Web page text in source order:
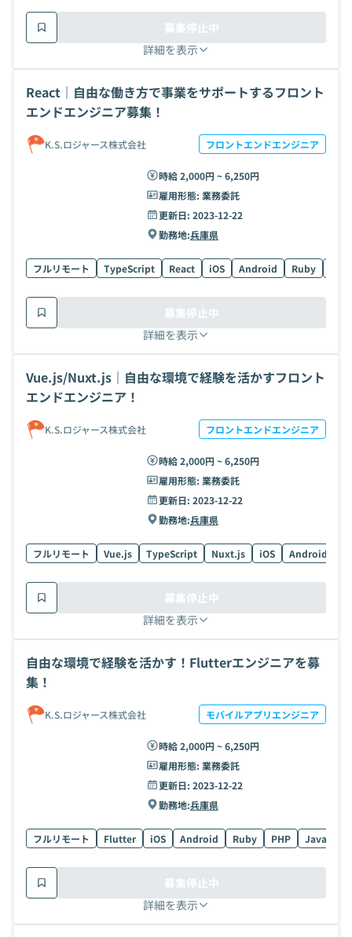
詳細を表示
募集停止中
React｜自由な働き方で事業をサポートするフロント
エンドエンジニア募集！
K.S.ロジャース株式会社 フロントエンドエンジニア
時給 2,000円 ~ 6,250円
雇用形態: 業務委託
更新日: 2023-12-22
勤務地:兵庫県
フルリモート TypeScript React iOS Android Ruby
詳細を表示
募集停止中
Vue.js/Nuxt.js｜自由な環境で経験を活かすフロント
エンドエンジニア！
K.S.ロジャース株式会社 フロントエンドエンジニア
時給 2,000円 ~ 6,250円
雇用形態: 業務委託
更新日: 2023-12-22
勤務地:兵庫県
フルリモート Vue.js TypeScript Nuxt.js iOS Android
詳細を表示
募集停止中
自由な環境で経験を活かす！Flutterエンジニアを募
集！
K.S.ロジャース株式会社 モバイルアプリエンジニア
時給 2,000円 ~ 6,250円
雇用形態: 業務委託
更新日: 2023-12-22
勤務地:兵庫県
フルリモート Flutter iOS Android Ruby PHP Java
詳細を表示
募集停止中